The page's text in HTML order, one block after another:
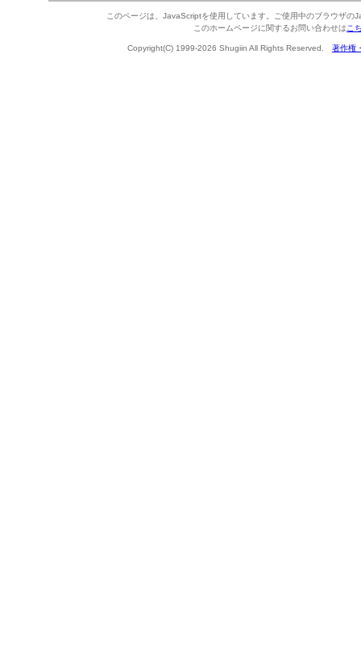
このページは、JavaScriptを使用しています。ご使用中のブラウザの
このホームページに関するお問い合わせは こ
Copyright(C) 1999-2026 Shugiin All Rights Reserved. 著作権